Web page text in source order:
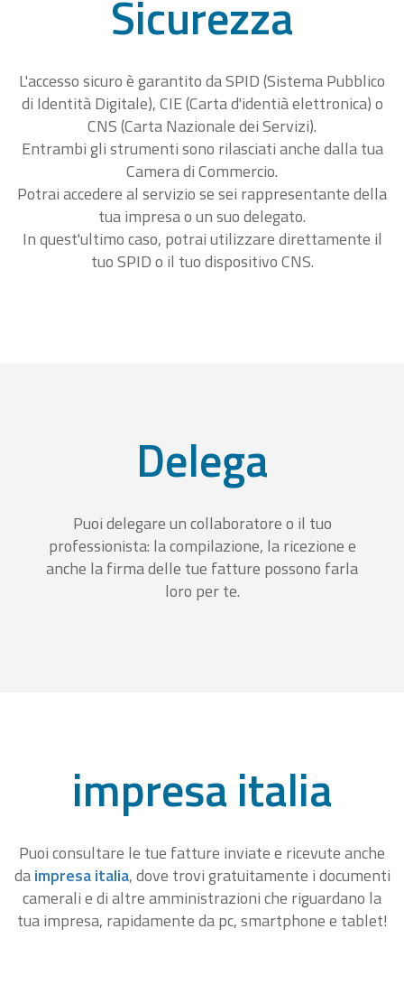
Sicurezza
L'accesso sicuro è garantito da SPID (Sistema Pubblico
di Identità Digitale), CIE (Carta d'identià elettronica) o
CNS (Carta Nazionale dei Servizi).
Entrambi gli strumenti sono rilasciati anche dalla tua
Camera di Commercio.
Potrai accedere al servizio se sei rappresentante della
tua impresa o un suo delegato.
In quest'ultimo caso, potrai utilizzare direttamente il
tuo SPID o il tuo dispositivo CNS.
Delega
Puoi delegare un collaboratore o il tuo
professionista: la compilazione, la ricezione e
anche la firma delle tue fatture possono farla
loro per te.
impresa italia
Puoi consultare le tue fatture inviate e ricevute anche
daimpresa italia, dove trovi gratuitamente i documenti
camerali e di altre amministrazioni che riguardano la
tua impresa, rapidamente da pc, smartphone e tablet!